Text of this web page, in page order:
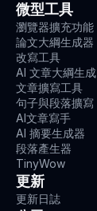
微型工具
瀏覽器擴充功能
論文大綱生成器
改寫工具
AI 文章大綱生成
文章擴寫工具
句子與段落擴寫
AI文章寫手
AI 摘要生成器
段落產生器
TinyWow
更新
更新日誌